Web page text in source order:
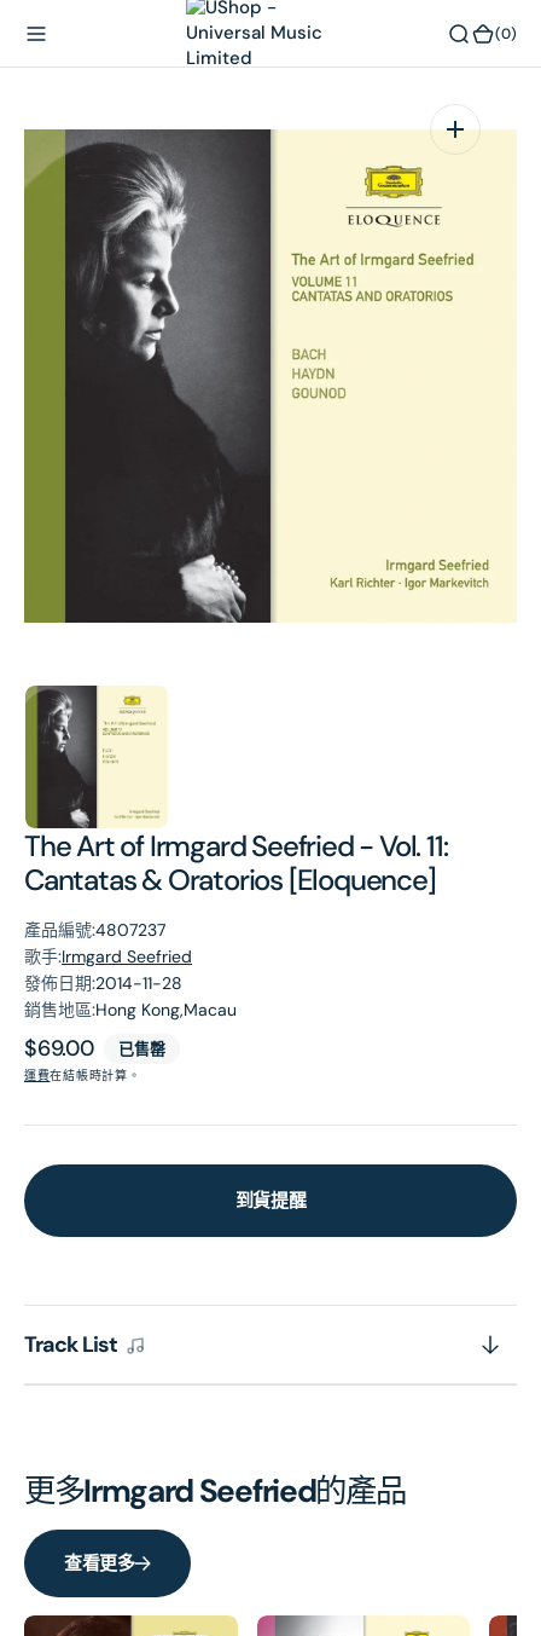
(0)
The Art of Irmgard Seefried - Vol. 11:
Cantatas & Oratorios [Eloquence]
產品編號:4807237
歌手:Irmgard Seefried
發佈日期:2014-11-28
銷售地區:Hong Kong,Macau
原
價
$69.00 已售罄
運費在結帳時計算。
到貨提醒
Track List
張
更多Irmgard Seefried的產品
查看更多